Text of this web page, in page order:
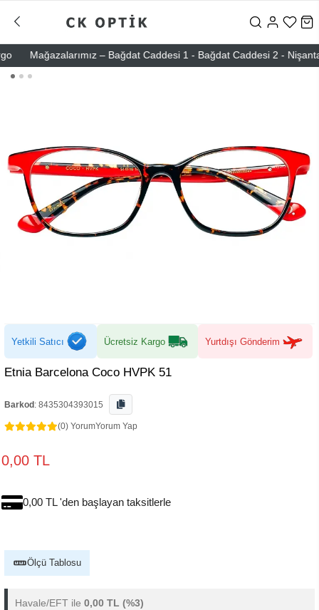
Mağazalarımız – Bağdat Caddesi 1 - Bağdat Caddesi 2 - Nişantaşı
Yetkili Satıcı Ücretsiz Kargo Yurtdışı Gönderim
Etnia Barcelona Coco HVPK 51
Barkod : 8435304393015
(0) YorumYorum Yap
0,00 TL
0,00 TL 'den başlayan taksitlerle
Ölçü Tablosu
Havale/EFT ile 0,00 TL (%3)